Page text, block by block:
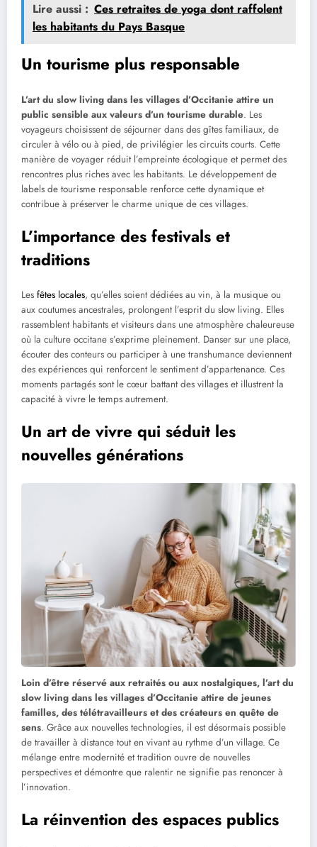
Lire aussi : Ces retraites de yoga dont raffolent
les habitants du Pays Basque
Un tourisme plus responsable
L’art du slow living dans les villages d’Occitanie attire un
public sensible aux valeurs d’un tourisme durable. Les
voyageurs choisissent de séjourner dans des gîtes familiaux, de
circuler à vélo ou à pied, de privilégier les circuits courts. Cette
manière de voyager réduit l’empreinte écologique et permet des
rencontres plus riches avec les habitants. Le développement de
labels de tourisme responsable renforce cette dynamique et
contribue à préserver le charme unique de ces villages.
L’importance des festivals et
traditions
Les fêtes locales, qu’elles soient dédiées au vin, à la musique ou
aux coutumes ancestrales, prolongent l’esprit du slow living. Elles
rassemblent habitants et visiteurs dans une atmosphère chaleureuse
où la culture occitane s’exprime pleinement. Danser sur une place,
écouter des conteurs ou participer à une transhumance deviennent
des expériences qui renforcent le sentiment d’appartenance. Ces
moments partagés sont le cœur battant des villages et illustrent la
capacité à vivre le temps autrement.
Un art de vivre qui séduit les
nouvelles générations
Loin d’être réservé aux retraités ou aux nostalgiques, l’art du
slow living dans les villages d’Occitanie attire de jeunes
familles, des télétravailleurs et des créateurs en quête de
sens. Grâce aux nouvelles technologies, il est désormais possible
de travailler à distance tout en vivant au rythme d’un village. Ce
mélange entre modernité et tradition ouvre de nouvelles
perspectives et démontre que ralentir ne signifie pas renoncer à
l’innovation.
La réinvention des espaces publics